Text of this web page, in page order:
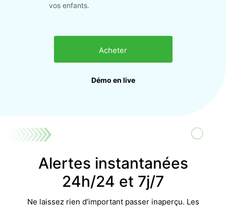
vos enfants.
Acheter
Démo en live
Alertes instantanées
24h/24 et 7j/7
Ne laissez rien d’important passer inaperçu. Les